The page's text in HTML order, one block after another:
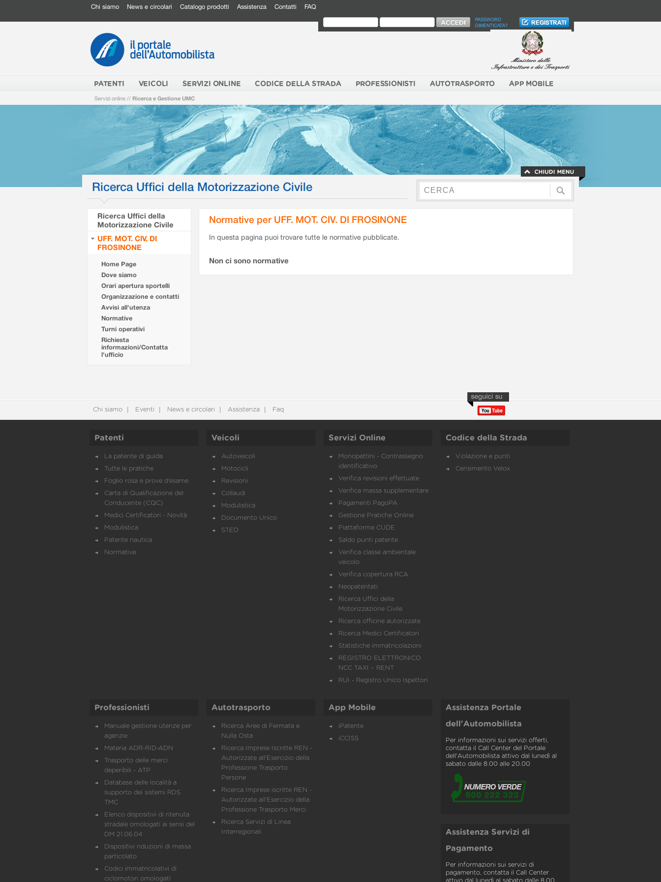
Chi siamo News e circolari Catalogo prodotti Assistenza Contatti FAQ
PASSWORD
DIMENTICATA?
PATENTI VEICOLI SERVIZI ONLINE CODICE DELLA STRADA PROFESSIONISTI AUTOTRASPORTO APP MOBILE
Servizi online // Ricerca e Gestione UMC
Ricerca Uffici della Motorizzazione Civile
Ricerca Uffici della
Motorizzazione Civile
UFF. MOT. CIV. DI
FROSINONE
Home Page
Dove siamo
Orari apertura sportelli
Organizzazione e contatti
Avvisi all'utenza
Normative
Turni operativi
Richiesta
informazioni/Contatta
l'ufficio
Normative per UFF. MOT. CIV. DI FROSINONE
In questa pagina puoi trovare tutte le normative pubblicate.
Non ci sono normative
Chi siamo Eventi News e circolari Assistenza Faq
Patenti
La patente di guida
Tutte le pratiche
Foglio rosa e prove d’esame
Carta di Qualificazione del
Conducente (CQC)
Medici Certificatori - Novità
Modulistica
Patente nautica
Normativa
Veicoli
Autoveicoli
Motocicli
Revisioni
Collaudi
Modulistica
Documento Unico
STED
Servizi Online
Monopattini - Contrassegno
identificativo
Verifica revisioni effettuate
Verifica massa supplementare
Pagamenti PagoPA
Gestione Pratiche Online
Piattaforma CUDE
Saldo punti patente
Verifica classe ambientale
veicolo
Verifica copertura RCA
Neopatentati
Ricerca Uffici della
Motorizzazione Civile
Ricerca officine autorizzate
Ricerca Medici Certificatori
Statistiche immatricolazioni
REGISTRO ELETTRONICO
NCC TAXI – RENT
RUI - Registro Unico Ispettori
Codice della Strada
Violazione e punti
Censimento Velox
Professionisti
Manuale gestione utenze per
agenzie
Materia ADR-RID-ADN
Trasporto delle merci
deperibili - ATP
Database delle località a
supporto dei sistemi RDS
TMC
Elenco dispositivi di ritenuta
stradale omologati ai sensi del
DM 21.06.04
Dispositivi riduzioni di massa
particolato
Codici immatricolativi di
ciclomotori omologati
Autotrasporto
Ricerca Aree di Fermata e
Nulla Osta
Ricerca Imprese Iscritte REN -
Autorizzate all'Esercizio della
Professione Trasporto
Persone
Ricerca Imprese iscritte REN -
Autorizzate all'Esercizio della
Professione Trasporto Merci
Ricerca Servizi di Linea
Interregionali
App Mobile
iPatente
iCCISS
Assistenza Portale
dell'Automobilista
Per informazioni sui servizi offerti,
contatta il Call Center del Portale
dell'Automobilista attivo dal lunedì al
sabato dalle 8.00 alle 20.00
Assistenza Servizi di
Pagamento
Per informazioni sui servizi di
pagamento, contatta il Call Center